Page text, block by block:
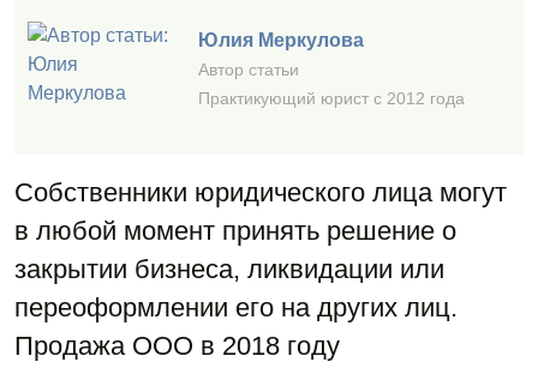
Юлия Меркулова
Автор статьи
Практикующий юрист с 2012 года
Собственники юридического лица могут
в любой момент принять решение о
закрытии бизнеса, ликвидации или
переоформлении его на других лиц.
Продажа ООО в 2018 году